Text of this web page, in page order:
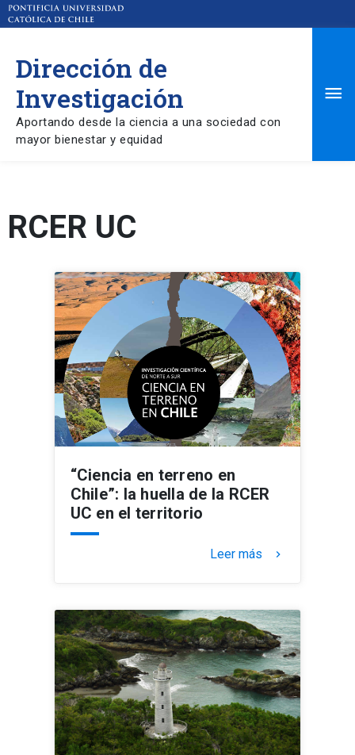
Dirección de
Investigación
Aportando desde la ciencia a una sociedad con
mayor bienestar y equidad
RCER UC
“Ciencia en terreno en
Chile”: la huella de la RCER
UC en el territorio
Leer más keyboard_arrow_right